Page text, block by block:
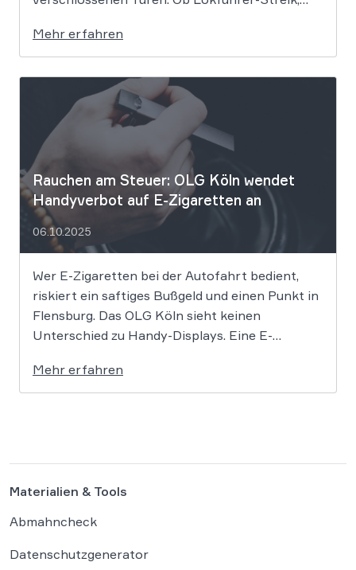
Flughafen – wenn nichts mehr geht, stellt sich
die alles entscheidende Frage: Wer zahlt
eigentlich […]
Mehr erfahren
Rauchen am Steuer: OLG Köln wendet
Handyverbot auf E-Zigaretten an
06.10.2025
Wer E-Zigaretten bei der Autofahrt bedient,
riskiert ein saftiges Bußgeld und einen Punkt in
Flensburg. Das OLG Köln sieht keinen
Unterschied zu Handy-Displays. Eine E-
Autofahrt zu bedienen, verstößt gegen das
Handyverbot des § 23 Abs. 1a
Mehr erfahren
Materialien & Tools
Abmahncheck
Datenschutzgenerator